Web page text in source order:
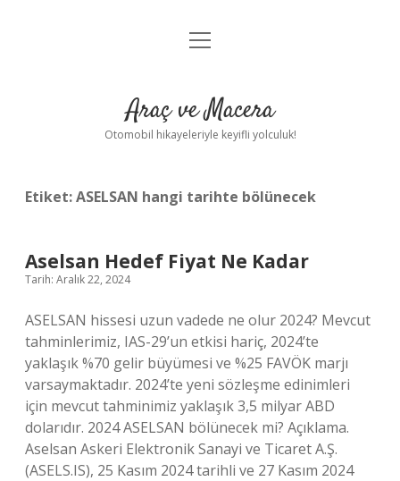
Anasayfa
Yasal Uyarı
menüyü
Araç ve Macera
Otomobil hikayeleriyle keyifli yolculuk!
Etiket:ASELSAN hangi tarihte bölünecek
Aselsan Hedef Fiyat Ne Kadar
Tarih: Aralık 22, 2024
ASELSAN hissesi uzun vadede ne olur 2024? Mevcut
tahminlerimiz, IAS-29’un etkisi hariç, 2024’te
yaklaşık %70 gelir büyümesi ve %25 FAVÖK marjı
varsaymaktadır. 2024’te yeni sözleşme edinimleri
için mevcut tahminimiz yaklaşık 3,5 milyar ABD
dolarıdır. 2024 ASELSAN bölünecek mi? Açıklama.
Aselsan Askeri Elektronik Sanayi ve Ticaret A.Ş.
(ASELS.IS), 25 Kasım 2024 tarihli ve 27 Kasım 2024